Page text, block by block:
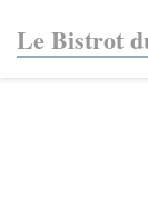
Le Bistrot